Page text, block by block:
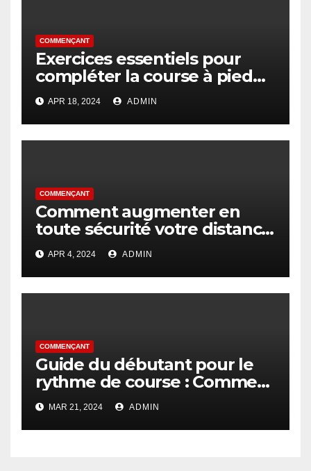
COMMENÇANT
Exercices essentiels pour
compléter la course à pied
pour les débutants
APR 18, 2024 ADMIN
COMMENÇANT
Comment augmenter en
toute sécurité votre distance
de course
APR 4, 2024 ADMIN
COMMENÇANT
Guide du débutant pour le
rythme de course : Comment
trouver votre rythme
MAR 21, 2024 ADMIN